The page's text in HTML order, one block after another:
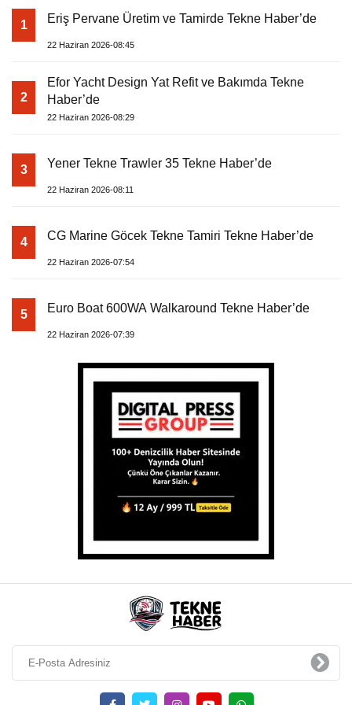
1 Eriş Pervane Üretim ve Tamirde Tekne Haber’de
22 Haziran 2026-08:45
2
Efor Yacht Design Yat Refit ve Bakımda Tekne
Haber’de
22 Haziran 2026-08:29
3 Yener Tekne Trawler 35 Tekne Haber’de
22 Haziran 2026-08:11
4 CG Marine Göcek Tekne Tamiri Tekne Haber’de
22 Haziran 2026-07:54
5 Euro Boat 600WA Walkaround Tekne Haber’de
22 Haziran 2026-07:39